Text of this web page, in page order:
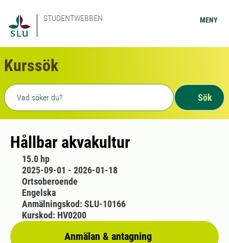
STUDENTWEBBEN MENY
Kurssök
Fritext sökning
Sök
Hållbar akvakultur
15.0 hp
2025-09-01 - 2026-01-18
Ortsoberoende
Engelska
Anmälan & antagning
Anmälningskod: SLU-10166
Kurskod: HV0200